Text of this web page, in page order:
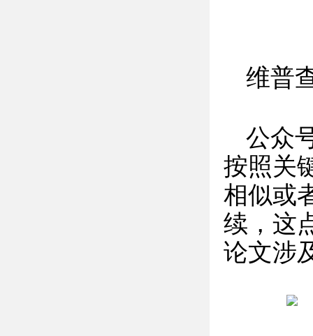
维普
公众
按照关
相似或
续，这
论文涉